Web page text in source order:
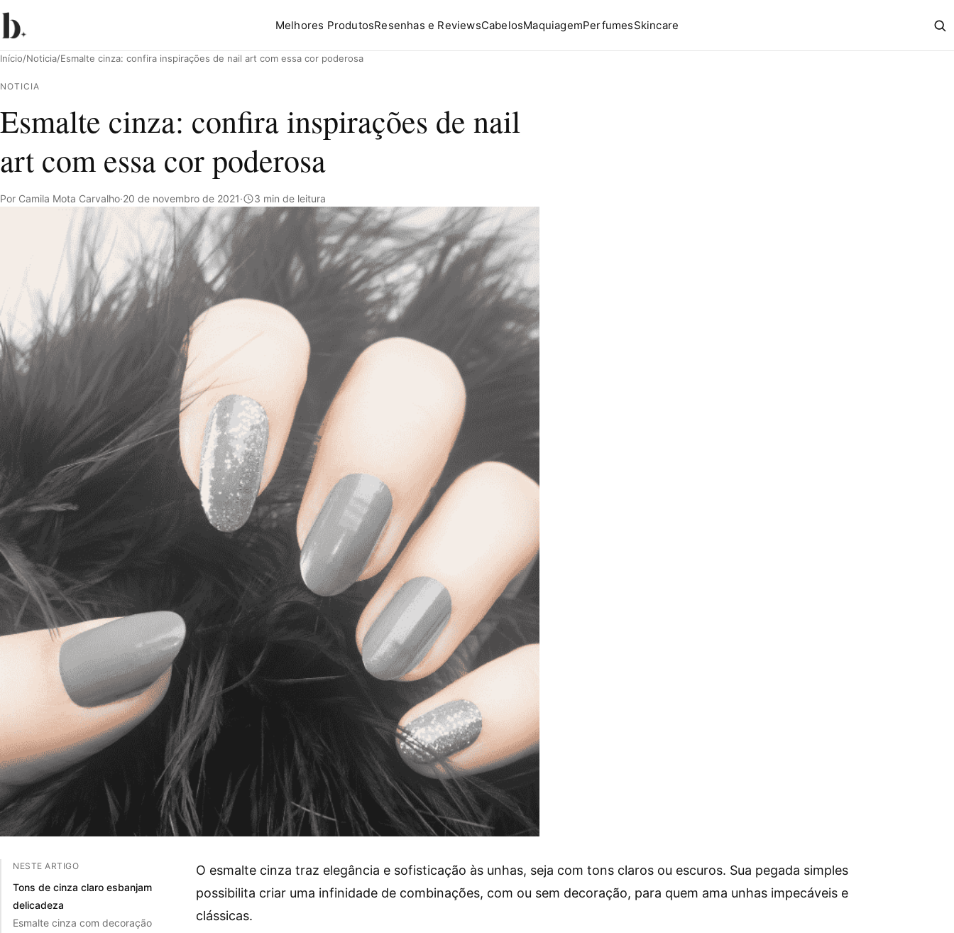
Melhores ProdutosResenhas e ReviewsCabelosMaquiagemPerfumesSkincare
Pesquisar
Início/Noticia/Esmalte cinza: confira inspirações de nail art com essa cor poderosa
NOTICIA
Esmalte cinza: confira inspirações de nail
art com essa cor poderosa
Por Camila Mota Carvalho·20 de novembro de 2021· 3 min de leitura
NESTE ARTIGO
Tons de cinza claro esbanjam
delicadeza
Esmalte cinza com decoração
O esmalte cinza traz elegância e sofisticação às unhas, seja com tons claros ou escuros. Sua pegada simples
possibilita criar uma infinidade de combinações, com ou sem decoração, para quem ama unhas impecáveis e
clássicas.